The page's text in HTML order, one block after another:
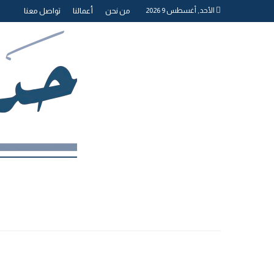
الأحد, أغسطس 9 2026 من نحن أعمالنا تواصل معنا